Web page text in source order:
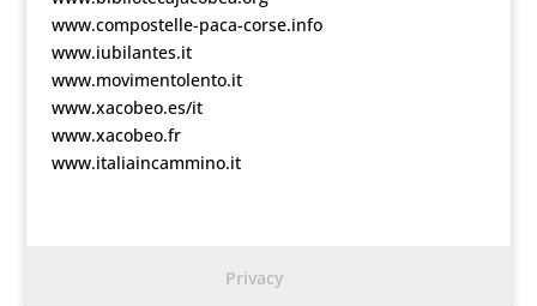
www.compostelle-paca-corse.info
www.iubilantes.it
www.movimentolento.it
www.xacobeo.es/it
www.xacobeo.fr
www.italiaincammino.it
Privacy